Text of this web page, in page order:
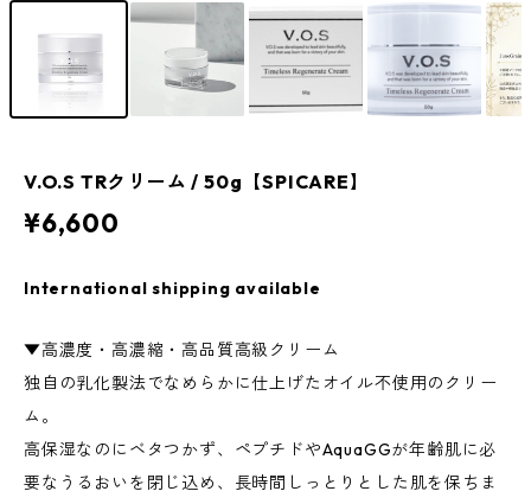
V.O.S TRクリーム / 50g【SPICARE】
¥6,600
International shipping available
▼高濃度・高濃縮・高品質高級クリーム
独自の乳化製法でなめらかに仕上げたオイル不使用のクリー
ム。
高保湿なのにベタつかず、ペプチドやAquaGGが年齢肌に必
要なうるおいを閉じ込め、長時間しっとりとした肌を保ちま